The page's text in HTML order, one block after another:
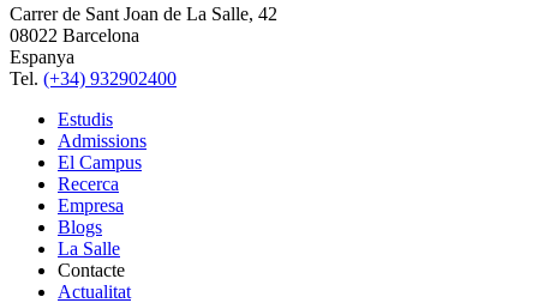
Carrer de Sant Joan de La Salle, 42
08022 Barcelona
Espanya
Tel. (+34) 932902400
Estudis
Admissions
El Campus
Recerca
Empresa
Blogs
La Salle
Contacte
Actualitat